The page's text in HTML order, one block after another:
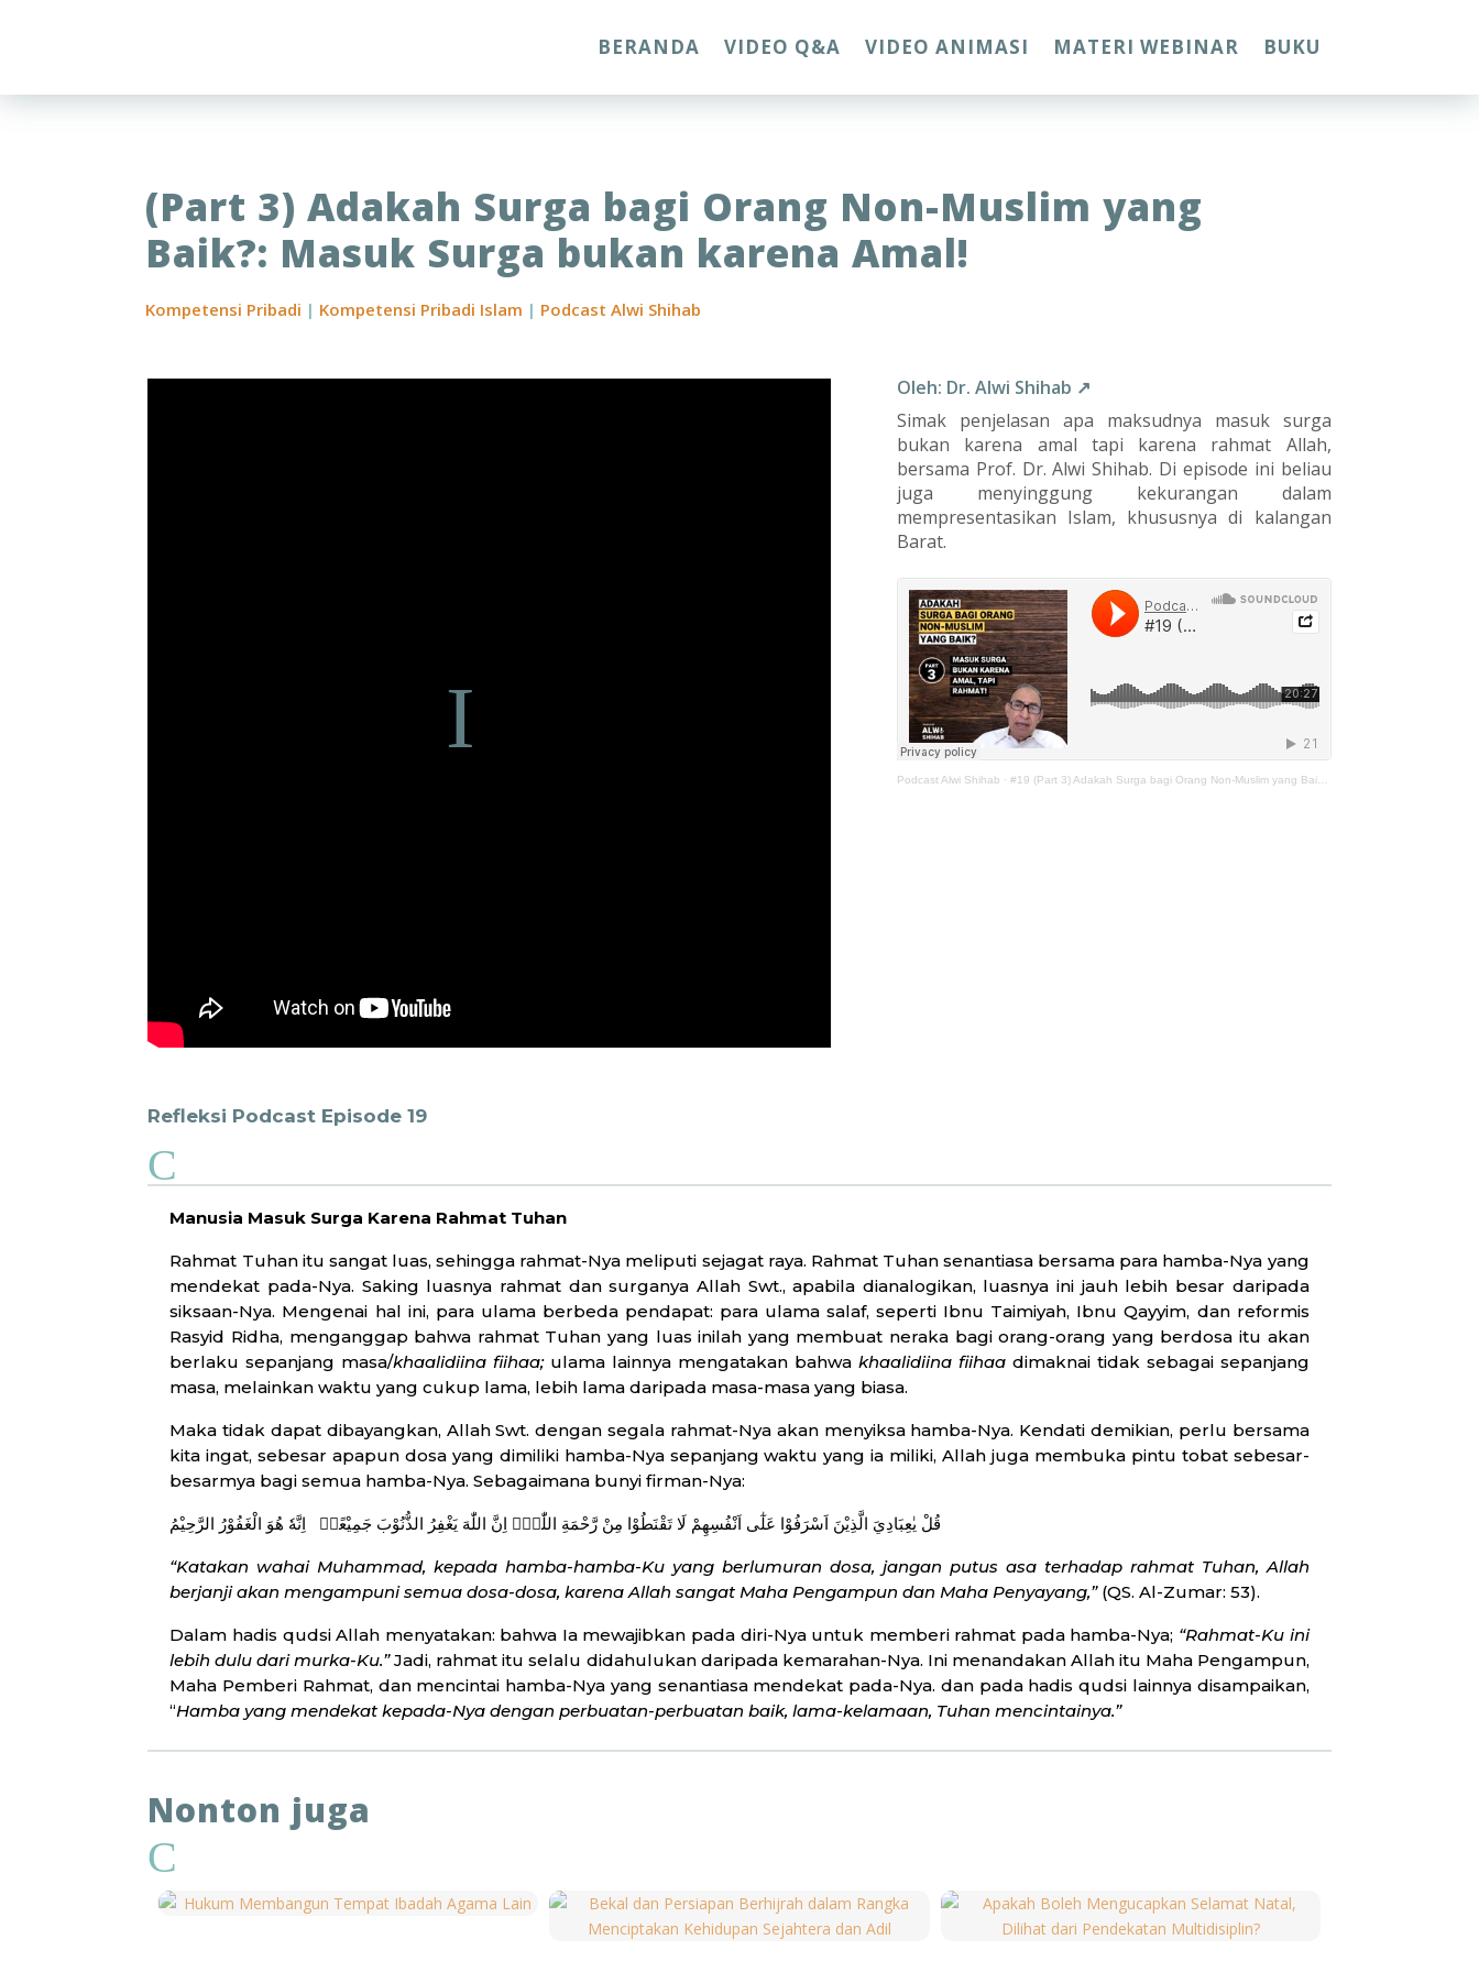
BERANDA VIDEO Q&A VIDEO ANIMASI MATERI WEBINAR BUKU
(Part 3) Adakah Surga bagi Orang Non-Muslim yang
Baik?: Masuk Surga bukan karena Amal!
Kompetensi Pribadi | Kompetensi Pribadi Islam | Podcast Alwi Shihab
Oleh: Dr. Alwi Shihab ↗
Simak penjelasan apa maksudnya masuk surga
bukan karena amal tapi karena rahmat Allah,
bersama Prof. Dr. Alwi Shihab. Di episode ini beliau
juga menyinggung kekurangan dalam
mempresentasikan Islam, khususnya di kalangan
Barat.
Podcast Alwi Shihab · #19 (Part 3) Adakah Surga bagi Orang Non-Muslim yang Baik?: Masuk Surga bukan karena Amal!
Refleksi Podcast Episode 19
C
Manusia Masuk Surga Karena Rahmat Tuhan
Rahmat Tuhan itu sangat luas, sehingga rahmat-Nya meliputi sejagat raya. Rahmat Tuhan senantiasa bersama para hamba-Nya yang
mendekat pada-Nya. Saking luasnya rahmat dan surganya Allah Swt., apabila dianalogikan, luasnya ini jauh lebih besar daripada
siksaan-Nya. Mengenai hal ini, para ulama berbeda pendapat: para ulama salaf, seperti Ibnu Taimiyah, Ibnu Qayyim, dan reformis
Rasyid Ridha, menganggap bahwa rahmat Tuhan yang luas inilah yang membuat neraka bagi orang-orang yang berdosa itu akan
berlaku sepanjang masa/khaalidiina fiihaa; ulama lainnya mengatakan bahwa khaalidiina fiihaa dimaknai tidak sebagai sepanjang
masa, melainkan waktu yang cukup lama, lebih lama daripada masa-masa yang biasa.
Maka tidak dapat dibayangkan, Allah Swt. dengan segala rahmat-Nya akan menyiksa hamba-Nya. Kendati demikian, perlu bersama
kita ingat, sebesar apapun dosa yang dimiliki hamba-Nya sepanjang waktu yang ia miliki, Allah juga membuka pintu tobat sebesar-
besarmya bagi semua hamba-Nya. Sebagaimana bunyi firman-Nya:
“Katakan wahai Muhammad, kepada hamba-hamba-Ku yang berlumuran dosa, jangan putus asa terhadap rahmat Tuhan, Allah
berjanji akan mengampuni semua dosa-dosa, karena Allah sangat Maha Pengampun dan Maha Penyayang,” (QS. Al-Zumar: 53).
Dalam hadis qudsi Allah menyatakan: bahwa Ia mewajibkan pada diri-Nya untuk memberi rahmat pada hamba-Nya; “Rahmat-Ku ini
lebih dulu dari murka-Ku.”Jadi, rahmat itu selalu didahulukan daripada kemarahan-Nya. Ini menandakan Allah itu Maha Pengampun,
Maha Pemberi Rahmat, dan mencintai hamba-Nya yang senantiasa mendekat pada-Nya. dan pada hadis qudsi lainnya disampaikan,
“Hamba yang mendekat kepada-Nya dengan perbuatan-perbuatan baik, lama-kelamaan, Tuhan mencintainya.”
Perihal ayat-ayat yang membicarakan orang Yahudi, Nasrani, danSaabi’iin,walaupun sebagian ulama menolak ayat tersebut sebagai
bahwa Allah Swt. melalui rahmat-Nya akan memberikan keselamatan dan tidak akan menjadikan kelompok yang lurus (beriman
kepada Tuhan, beriman kepada hari kemudian, beramal saleh, mengajak pada kebaikan, mencegah kemungkaran) ini dibiarkan di
hari akhirat kelak/tidak selamat. Ya, Tuhan tidak akan membiarkan dan tidak akan membuat mereka tidak selamat. Secara
selain umat Islam memilikki kemungkinan untuk selamat (dengan indikator-indikator yang telah disebutkan). Kedua kelompok ini
memiliki dasar yang menjadi penguat argumen masing-masing. Namun, perlu difahami,
tidak ada satu pun dari ulama serta
Nonton juga
C